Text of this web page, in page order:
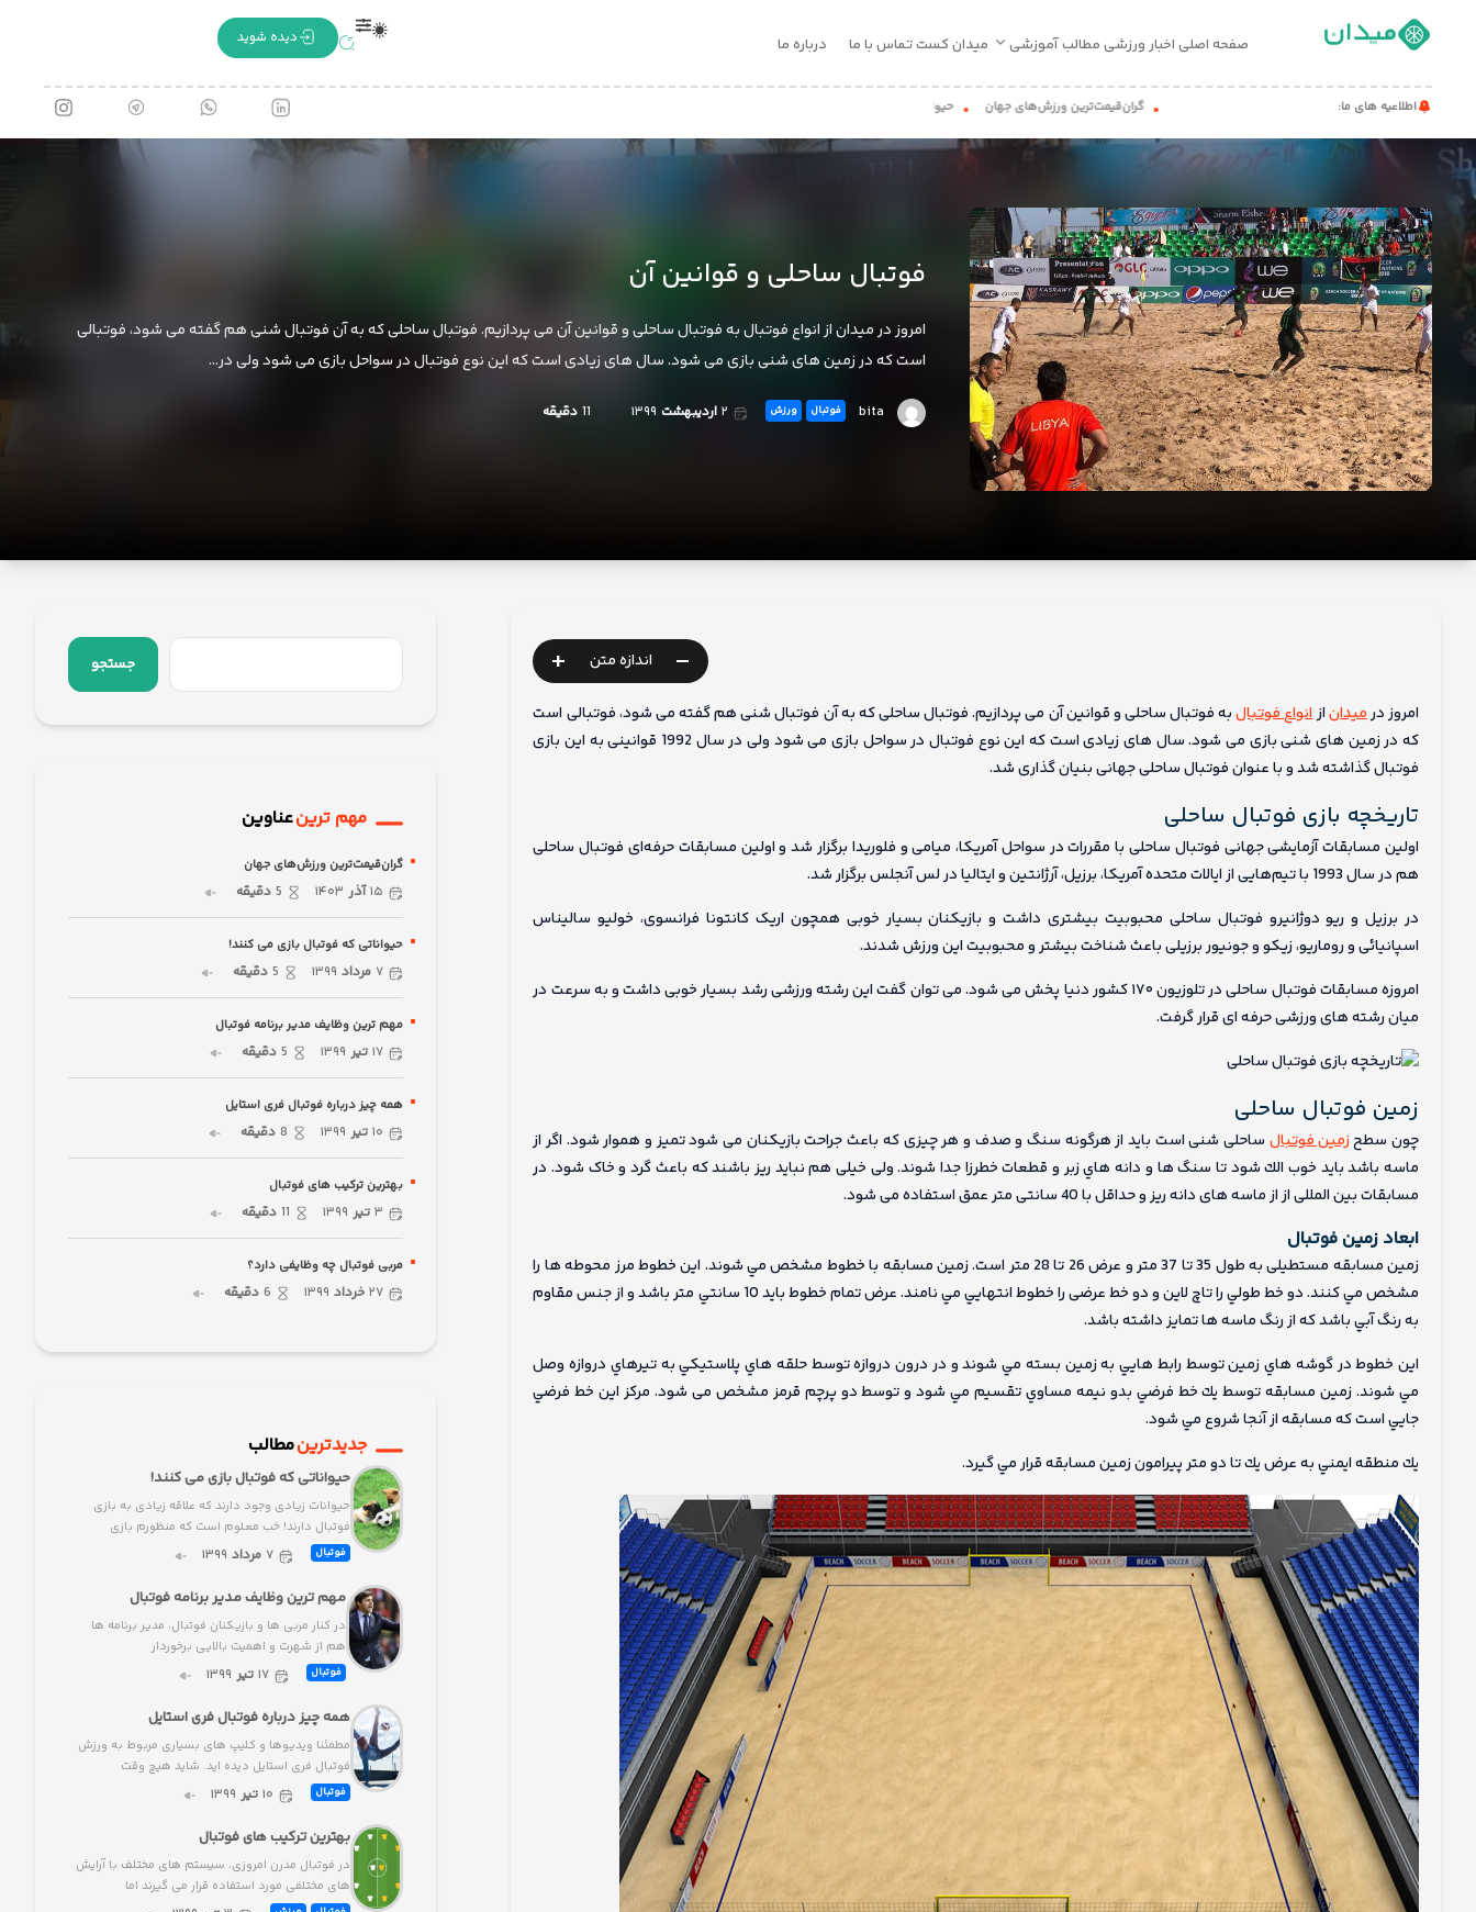
صفحه اصلی اخبار ورزشی مطالب آموزشی میدان کستتماس با ما درباره ما دیده شوید
اطلاعیه های ما: گران‌قیمت‌ترین ورزش‌های جهان حیواناتی که فوتبال بازی می کنند!
فوتبال ساحلی و قوانین آن
امروز در میدان از انواع فوتبال به فوتبال ساحلی و قوانین آن می پردازیم. فوتبال ساحلی که به آن فوتبال شنی هم گفته می شود، فوتبالی
است که در زمین های شنی بازی می شود. سال های زیادی است که این نوع فوتبال در سواحل بازی می شود ولی در…
bita فوتبال ورزش ۲ اردیبهشت ۱۳۹۹ 11 دقیقه
- اندازه متن +
امروز درمیدانازانواع فوتبالبه فوتبال ساحلی و قوانین آن می پردازیم. فوتبال ساحلی که به آن فوتبال شنی هم گفته می شود، فوتبالی است
که در زمین های شنی بازی می شود. سال های زیادی است که این نوع فوتبال در سواحل بازی می شود ولی در سال 1992 قوانینی به این بازی
فوتبال گذاشته شد و با عنوان فوتبال ساحلی جهانی بنیان گذاری شد.
تاریخچه بازی فوتبال ساحلی
اولین مسابقات آزمایشی جهانی فوتبال ساحلی با مقررات در سواحل آمریکا، میامی و فلوریدا برگزار شد و اولین مسابقات حرفه‌ای فوتبال ساحلی
هم در سال 1993 با تیم‌هایی از ایالات متحده آمریکا، برزیل، آرژانتین و ایتالیا در لس آنجلس برگزار شد.
در برزیل و ریو دوژانیرو فوتبال ساحلی محبوبیت بیشتری داشت و بازیکنان بسیار خوبی همچون اریک کانتونا فرانسوی، خولیو سالیناس
اسپانیائی و روماریو، زیکو و جونیور برزیلی باعث شناخت بیشتر و محبوبیت این ورزش شدند.
امروزه مسابقات فوتبال ساحلی در تلوزیون ۱۷۰ کشور دنیا پخش می شود. می توان گفت این رشته ورزشی رشد بسیار خوبی داشت و به سرعت در
میان رشته های ورزشی حرفه ای قرار گرفت.
زمین فوتبال ساحلی
چون سطحزمین فوتبال ساحلی شنی است باید از هرگونه سنگ و صدف و هر چیزی که باعث جراحت بازیکنان می شود تمیز و هموار شود. اگر از
ماسه باشد بايد خوب الك شود تا سنگ ها و دانه هاي زبر و قطعات خطرزا جدا شوند. ولی خیلی هم نباید ریز باشند که باعث گرد و خاک شود. در
مسابقات بین المللی از از ماسه های دانه ریز و حداقل با 40 سانتی متر عمق استفاده می شود.
ابعاد زمین فوتبال
زمين مسابقه مستطیلی به طول 35 تا 37 متر و عرض 26 تا 28 متر است. زمين مسابقه با خطوط مشخص مي شوند. اين خطوط مرز محوطه ها را
مشخص مي كنند. دو خط طولي را تاچ لاين و دو خط عرضی را خطوط انتهايي مي نامند. عرض تمام خطوط بايد 10 سانتي متر باشد و از جنس مقاوم
به رنگ آبي باشد كه از رنگ ماسه ها تمایز داشته باشد.
اين خطوط در گوشه هاي زمين توسط رابط هايي به زمين بسته مي شوند و در درون دروازه توسط حلقه هاي پلاستيكي به تيرهاي دروازه وصل
مي شوند. زمين مسابقه توسط يك خط فرضي بدو نيمه مساوي تقسيم مي شود و توسط دو پرچم قرمز مشخص می شود. مركز اين خط فرضي
جايي است كه مسابقه از آنجا شروع مي شود.
يك منطقه ايمني به عرض يك تا دو متر پيرامون زمين مسابقه قرار مي گيرد.
جستجو
مهم ترینعناوین
گران‌قیمت‌ترین ورزش‌های جهان
۱۵ آذر ۱۴۰۳ 5 دقیقه
حیواناتی که فوتبال بازی می کنند!
۷ مرداد ۱۳۹۹ 5 دقیقه
مهم ترین وظایف مدیر برنامه فوتبال
۱۷ تیر ۱۳۹۹ 5 دقیقه
همه چیز درباره فوتبال فری استایل
۱۰ تیر ۱۳۹۹ 8 دقیقه
بهترین ترکیب های فوتبال
۳ تیر ۱۳۹۹ 11 دقیقه
مربی فوتبال چه وظایفی دارد؟
۲۷ خرداد ۱۳۹۹ 6 دقیقه
جدیدترینمطالب
حیواناتی که فوتبال بازی می کنند!
حیوانات زیادی وجود دارند که علاقه زیادی به بازی
فوتبال دارند! خب معلوم است که منظورم بازی
فوتبال ۷ مرداد ۱۳۹۹
مهم ترین وظایف مدیر برنامه فوتبال
در کنار مربی ها و بازیکنان فوتبال، مدیر برنامه ها
هم از شهرت و اهمیت بالایی برخوردار
فوتبال ۱۷ تیر ۱۳۹۹
همه چیز درباره فوتبال فری استایل
مطمئنا ویدیوها و کلیپ های بسیاری مربوط به ورزش
فوتبال فری استایل دیده اید. شاید هیچ وقت
فوتبال ۱۰ تیر ۱۳۹۹
بهترین ترکیب های فوتبال
در فوتبال مدرن امروزی، سیستم های مختلف با آرایش
های مختلفی مورد استفاده قرار می گیرند اما
صفحه
اخبار
ورزشی
مطالب
آموزشی
میدان
کست
تماس
درباره